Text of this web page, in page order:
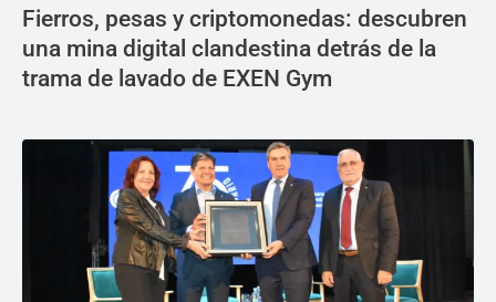
Fierros, pesas y criptomonedas: descubren
una mina digital clandestina detrás de la
trama de lavado de EXEN Gym